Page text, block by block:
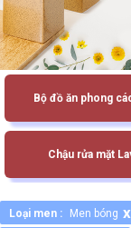
Bộ đồ ăn phong
Chậu rửa mặt
Loại men : Men bóng x